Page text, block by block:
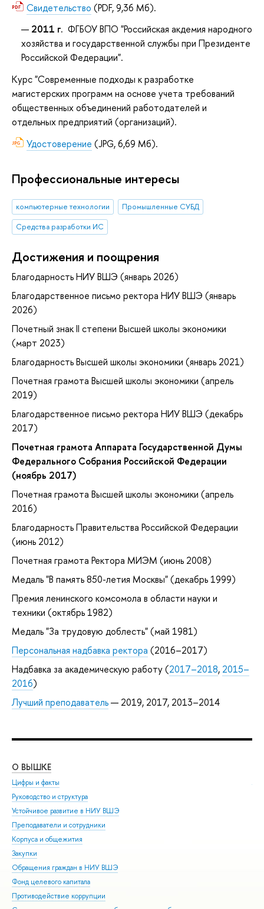
Свидетельство (PDF, 9,36 Мб).
2011 г. ФГБОУ ВПО "Российская акдемия народного
хозяйства и государственной службы при Президенте
Российской Федерации".
Курс "Современные подходы к разработке
магистерских программ на основе учета требований
общественных объединений работодателей и
отдельных предприятий (организаций).
Удостоверение (JPG, 6,69 Мб).
Профессиональные интересы
компьютерные технологии
Промышленные СУБД
Средства разработки ИС
Достижения и поощрения
Благодарность НИУ ВШЭ (январь 2026)
Благодарственное письмо ректора НИУ ВШЭ (январь
2026)
Почетный знак II степени Высшей школы экономики
(март 2023)
Благодарность Высшей школы экономики (январь 2021)
Почетная грамота Высшей школы экономики (апрель
2019)
Благодарственное письмо ректора НИУ ВШЭ (декабрь
2017)
Почетная грамота Аппарата Государственной Думы
Федерального Собрания Российской Федерации
(ноябрь 2017)
Почетная грамота Высшей школы экономики (апрель
2016)
Благодарность Правительства Российской Федерации
(июнь 2012)
Почетная грамота Ректора МИЭМ (июнь 2008)
Медаль "В память 850-летия Москвы" (декабрь 1999)
Премия ленинского комсомола в области науки и
техники (октябрь 1982)
Медаль "За трудовую доблесть" (май 1981)
Персональная надбавка ректора (2016–2017)
Надбавка за академическую работу (2017–2018, 2015–
2016)
Лучший преподаватель— 2019, 2017, 2013–2014
О ВЫШКЕ
Цифры и факты
Руководство и структура
Устойчивое развитие в НИУ ВШЭ
Преподаватели и сотрудники
Корпуса и общежития
Закупки
Обращения граждан в НИУ ВШЭ
Фонд целевого капитала
Противодействие коррупции